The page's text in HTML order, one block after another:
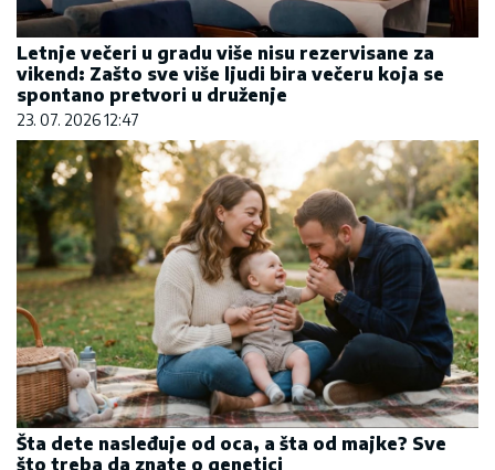
Letnje večeri u gradu više nisu rezervisane za
vikend: Zašto sve više ljudi bira večeru koja se
spontano pretvori u druženje
23. 07. 2026 12:47
Šta dete nasleđuje od oca, a šta od majke? Sve
što treba da znate o genetici